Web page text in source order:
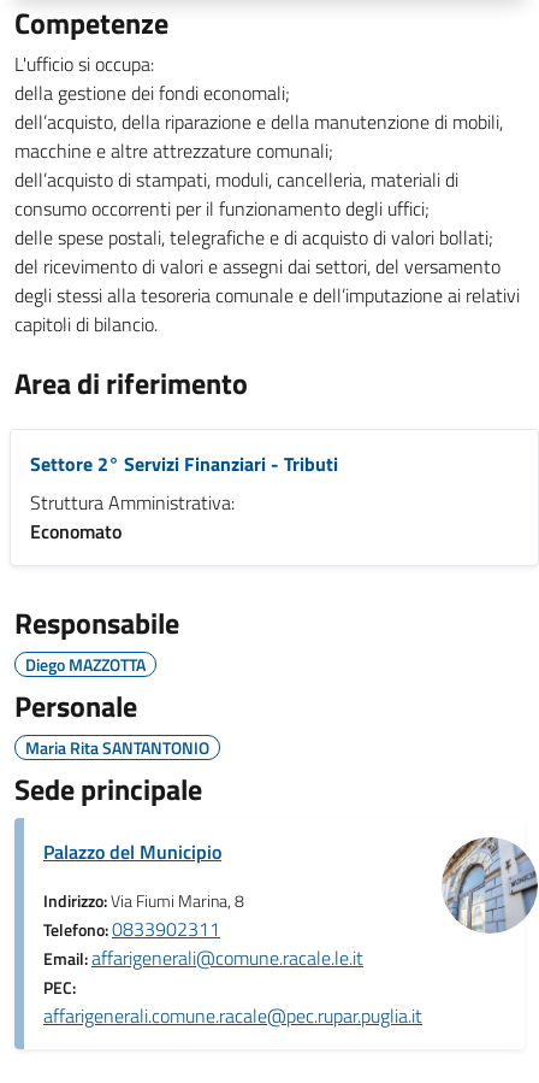
Competenze
L'ufficio si occupa:
della gestione dei fondi economali;
dell’acquisto, della riparazione e della manutenzione di mobili,
macchine e altre attrezzature comunali;
dell’acquisto di stampati, moduli, cancelleria, materiali di
consumo occorrenti per il funzionamento degli uffici;
delle spese postali, telegrafiche e di acquisto di valori bollati;
del ricevimento di valori e assegni dai settori, del versamento
degli stessi alla tesoreria comunale e dell’imputazione ai relativi
capitoli di bilancio.
Area di riferimento
Settore 2° Servizi Finanziari - Tributi
Struttura Amministrativa:
Economato
Responsabile
Diego MAZZOTTA
Personale
Maria Rita SANTANTONIO
Sede principale
Palazzo del Municipio
Indirizzo:Via Fiumi Marina, 8
Telefono:0833902311
Email:affarigenerali@comune.racale.le.it
PEC:
affarigenerali.comune.racale@pec.rupar.puglia.it